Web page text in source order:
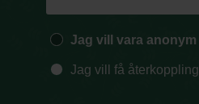
Jag vill vara anonym
Jag vill få återkoppling